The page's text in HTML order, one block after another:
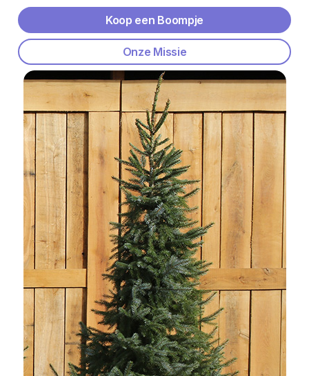
Koop een Boompje
Onze Missie